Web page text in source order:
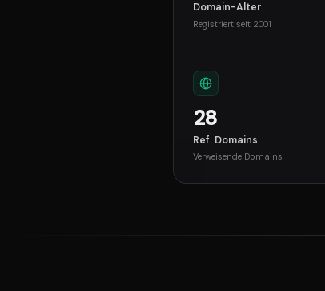
Domain-Alter
Registriert seit 2001
28
Ref. Domains
Verweisende Domains